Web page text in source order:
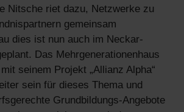
Nitsche riet dazu, Netzwerke zu
gemeinsam
dies ist nun auch im Neckar-
Das Mehrgenerationenhaus
seinem Projekt „Allianz Alpha“
sein für dieses Thema und
Grundbildungs-Angebote